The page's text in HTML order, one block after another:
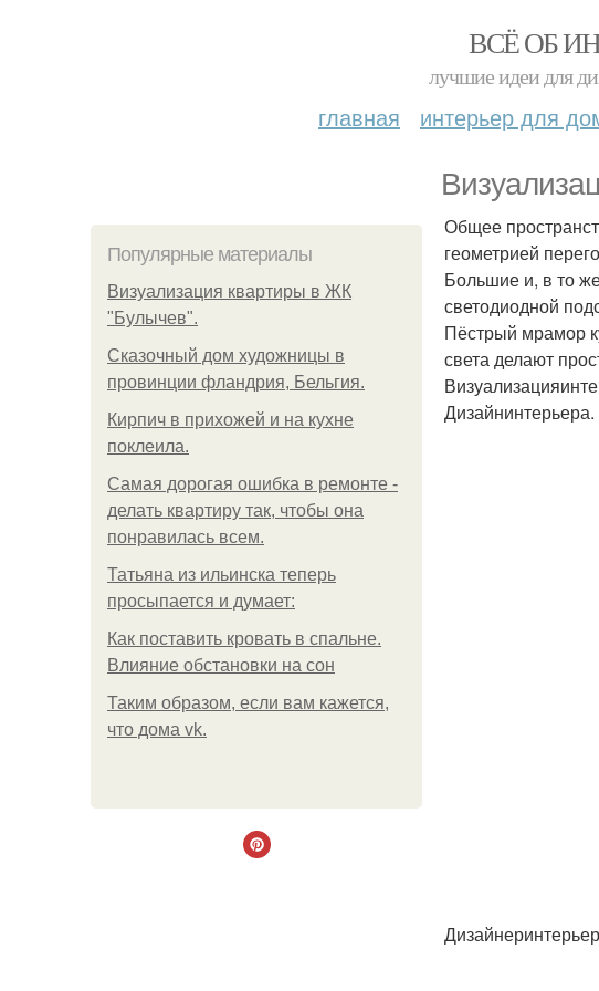
ВСЁ ОБ
лучшие идеи для
главная интерьер для
Популярные материалы
Визуализация квартиры в ЖК
"Булычев".
Сказочный дом художницы в
провинции фландрия, Бельгия.
Кирпич в прихожей и на кухне
поклеила.
Самая дорогая ошибка в ремонте -
делать квартиру так, чтобы она
понравилась всем.
Татьяна из ильинска теперь
просыпается и думает:
Как поставить кровать в спальне.
Влияние обстановки на сон
Таким образом, если вам кажется,
что дома vk.
Общее
геометрией
Большие и, в то
светодиодной
Пёстрый мрамор
света делают
Дизайнинтерьера.